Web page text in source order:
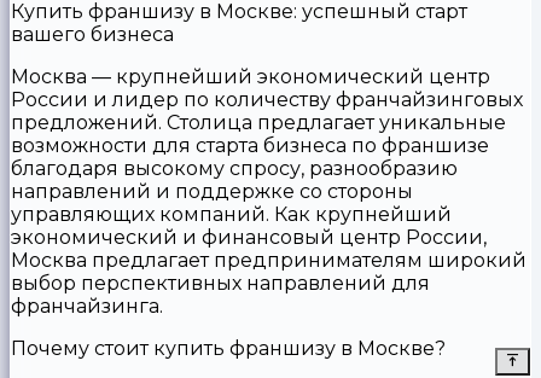
Купить франшизу в Москве: успешный старт
вашего бизнеса
Москва — крупнейший экономический центр
России и лидер по количеству франчайзинговых
предложений. Столица предлагает уникальные
возможности для старта бизнеса по франшизе
благодаря высокому спросу, разнообразию
направлений и поддержке со стороны
управляющих компаний. Как крупнейший
экономический и финансовый центр России,
Москва предлагает предпринимателям широкий
выбор перспективных направлений для
франчайзинга.
Почему стоит купить франшизу в Москве?